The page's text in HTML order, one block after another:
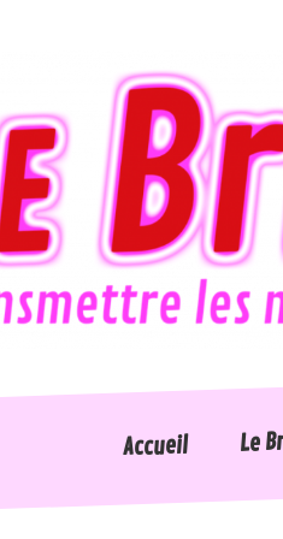
Accueil Le